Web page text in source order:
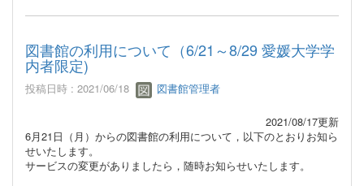
図書館の利用について（6/21～8/29 愛媛大学学
内者限定)
投稿日時 : 2021/06/18 図書館管理者
2021/08/17更新
6月21日（月）からの図書館の利用について，以下のとおりお知ら
せいたします。
サービスの変更がありましたら，随時お知らせいたします。